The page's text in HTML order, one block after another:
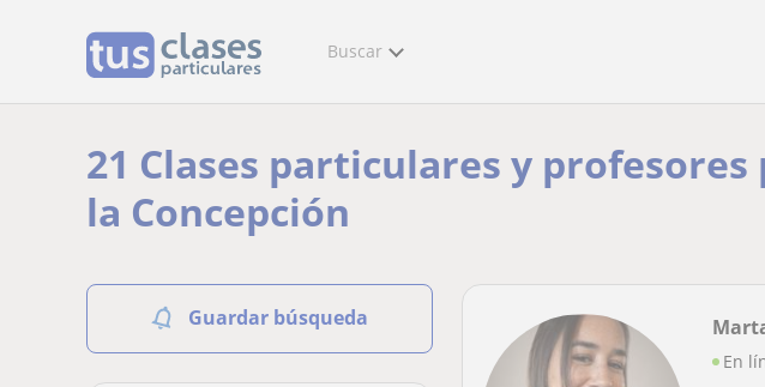
Buscar
21 Clases particulares y
la Concepción
Guardar búsqueda
En